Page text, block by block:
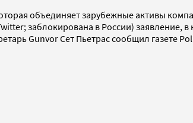
объединяет зарубежные активы
заблокирована в России) заявление, в
Gunvor Сет Пьетрас сообщил газете